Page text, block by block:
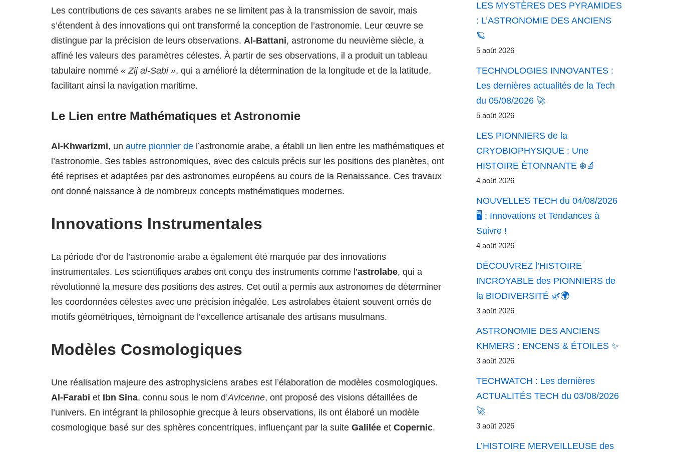
Les contributions de ces savants arabes ne se limitent pas à la transmission de savoir, mais
s’étendent à des innovations qui ont transformé la conception de l’astronomie. Leur œuvre se
distingue par la précision de leurs observations. Al-Battani, astronome du neuvième siècle, a
affiné les valeurs des paramètres célestes. À partir de ses observations, il a produit un tableau
tabulaire nommé « Zij al-Sabi », qui a amélioré la détermination de la longitude et de la latitude,
facilitant ainsi la navigation maritime.
Le Lien entre Mathématiques et Astronomie
Al-Khwarizmi, un autre pionnier de l’astronomie arabe, a établi un lien entre les mathématiques et
l’astronomie. Ses tables astronomiques, avec des calculs précis sur les positions des planètes, ont
été reprises et adaptées par des astronomes européens au cours de la Renaissance. Ces travaux
ont donné naissance à de nombreux concepts mathématiques modernes.
Innovations Instrumentales
La période d’or de l’astronomie arabe a également été marquée par des innovations
instrumentales. Les scientifiques arabes ont conçu des instruments comme l’astrolabe, qui a
révolutionné la mesure des positions des astres. Cet outil a permis aux astronomes de déterminer
les coordonnées célestes avec une précision inégalée. Les astrolabes étaient souvent ornés de
motifs géométriques, témoignant de l’excellence artisanale des artisans musulmans.
Modèles Cosmologiques
Une réalisation majeure des astrophysiciens arabes est l’élaboration de modèles cosmologiques.
Al-Farabi et Ibn Sina, connu sous le nom d’Avicenne, ont proposé des visions détaillées de
l’univers. En intégrant la philosophie grecque à leurs observations, ils ont élaboré un modèle
cosmologique basé sur des sphères concentriques, influençant par la suite Galilée et Copernic.
LES MYSTÈRES DES PYRAMIDES
: L’ASTRONOMIE DES ANCIENS
🪐
5 août 2026
TECHNOLOGIES INNOVANTES :
Les dernières actualités de la Tech
du 05/08/2026 🚀
5 août 2026
LES PIONNIERS de la
CRYOBIOPHYSIQUE : Une
HISTOIRE ÉTONNANTE ❄️🔬
4 août 2026
NOUVELLES TECH du 04/08/2026
🖥️ : Innovations et Tendances à
Suivre !
4 août 2026
DÉCOUVREZ l’HISTOIRE
INCROYABLE des PIONNIERS de
la BIODIVERSITÉ 🌿🌍
3 août 2026
ASTRONOMIE DES ANCIENS
KHMERS : ENCENS & ÉTOILES ✨
3 août 2026
TECHWATCH : Les dernières
ACTUALITÉS TECH du 03/08/2026
🚀
3 août 2026
L’HISTOIRE MERVEILLEUSE des